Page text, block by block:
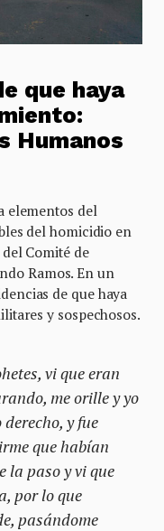
que haya
Humanos
elementos del
del homicidio en
Comité de
Ramos. En un
de que haya
y sospechosos.
vi que eran
me orille y yo
y fue
que habían
la paso y vi que
por lo que
pasándome